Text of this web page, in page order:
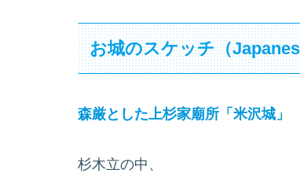
お城のスケッチ（
森厳とした上杉家廟所「米沢城」
杉木立の中、